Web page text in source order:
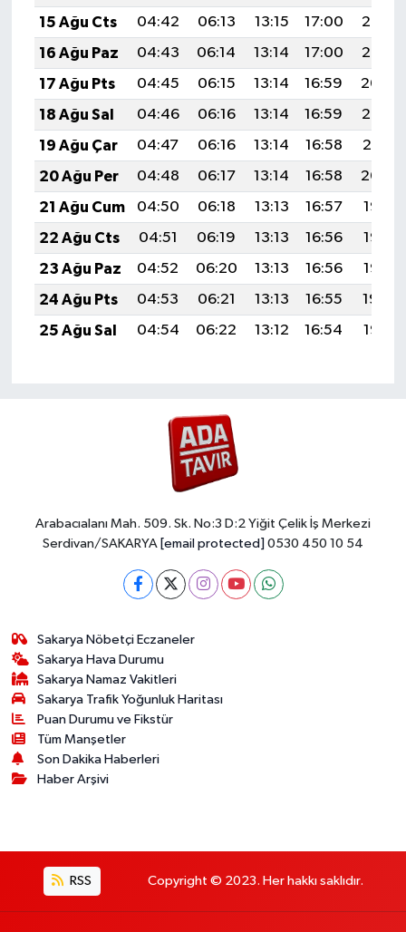
15 Ağu Cts
04:42 06:13 13:15 17:00
20:06
16 Ağu Paz
04:43 06:14 13:14 17:00
20:05
17 Ağu Pts
04:45 06:15 13:14 16:59
20:04
18 Ağu Sal
04:46 06:16 13:14 16:59
20:02
19 Ağu Çar
04:47 06:16 13:14 16:58
20:01
20 Ağu Per
04:48 06:17 13:14 16:58
20:00
21 Ağu Cum
04:50 06:18 13:13 16:57
19:58
22 Ağu Cts
04:51 06:19 13:13 16:56
19:57
23 Ağu Paz
04:52 06:20 13:13 16:56
19:56
24 Ağu Pts
04:53 06:21 13:13 16:55
19:54
25 Ağu Sal
04:54 06:22 13:12 16:54 19:53
Arabacıalanı Mah. 509. Sk. No:3 D:2 Yiğit Çelik İş Merkezi
Serdivan/SAKARYA [email protected] 0530 450 10 54
Sakarya Nöbetçi Eczaneler
Sakarya Hava Durumu
Sakarya Namaz Vakitleri
Sakarya Trafik Yoğunluk Haritası
Puan Durumu ve Fikstür
Tüm Manşetler
Son Dakika Haberleri
Haber Arşivi
RSS Copyright © 2023. Her hakkı saklıdır.